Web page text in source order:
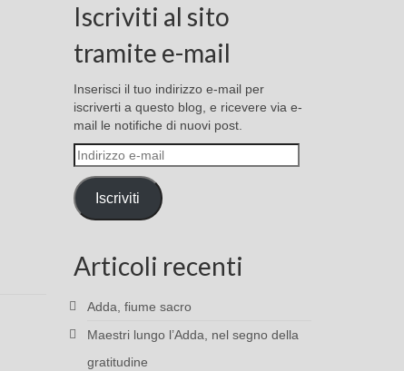
Iscriviti al sito
tramite e-mail
Inserisci il tuo indirizzo e-mail per
iscriverti a questo blog, e ricevere via e-
mail le notifiche di nuovi post.
Indirizzo
e-
mail
Iscriviti
Articoli recenti
Adda, fiume sacro
Maestri lungo l’Adda, nel segno della
gratitudine